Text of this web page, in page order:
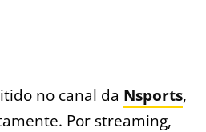
no canal da Nsports,
Por streaming,